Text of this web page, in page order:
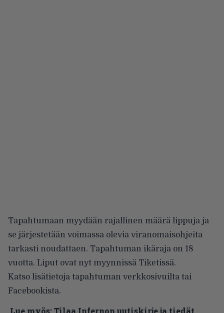
Tapahtumaan myydään rajallinen määrä lippuja ja
se järjestetään voimassa olevia viranomaisohjeita
tarkasti noudattaen. Tapahtuman ikäraja on 18
vuotta. Liput ovat nyt myynnissä Tiketissä.
Katso lisätietoja tapahtuman verkkosivuilta tai
Facebookista.
Lue myös:Tilaa Infernon uutiskirje ja tiedät